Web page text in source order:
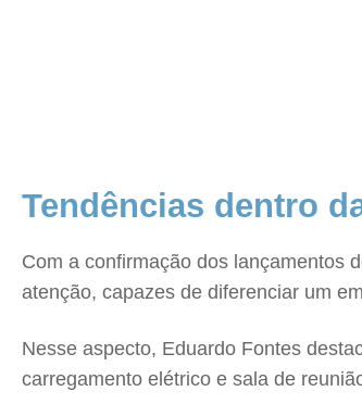
Tendências dentro
Com a confirmação dos lançamentos
atenção, capazes de diferenciar um
Nesse aspecto, Eduardo Fontes
carregamento elétrico e sala de